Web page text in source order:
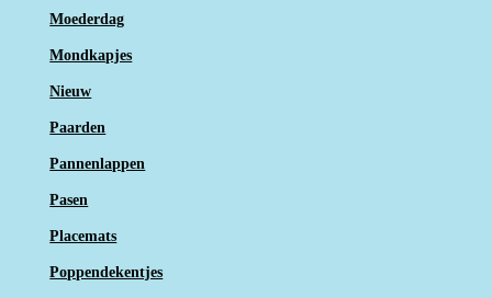
Moederdag
Mondkapjes
Nieuw
Paarden
Pannenlappen
Pasen
Placemats
Poppendekentjes